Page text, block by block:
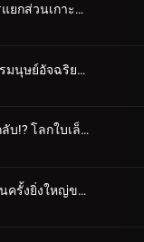
ตอนที่ 6 แผนการแยกส่วนเกาะของญี่ปุ่น!
ตอนที่ 7 โครงการมนุษย์อัจฉริยะสุดสยอง!
ตอนที่ 8 ความลึกลับ!? โลกใบเล็ก - โลกกลาง - โลกใบใหญ่
ตอนที่ 9 การฝึกฝนครั้งยิ่งใหญ่ของ X Rider